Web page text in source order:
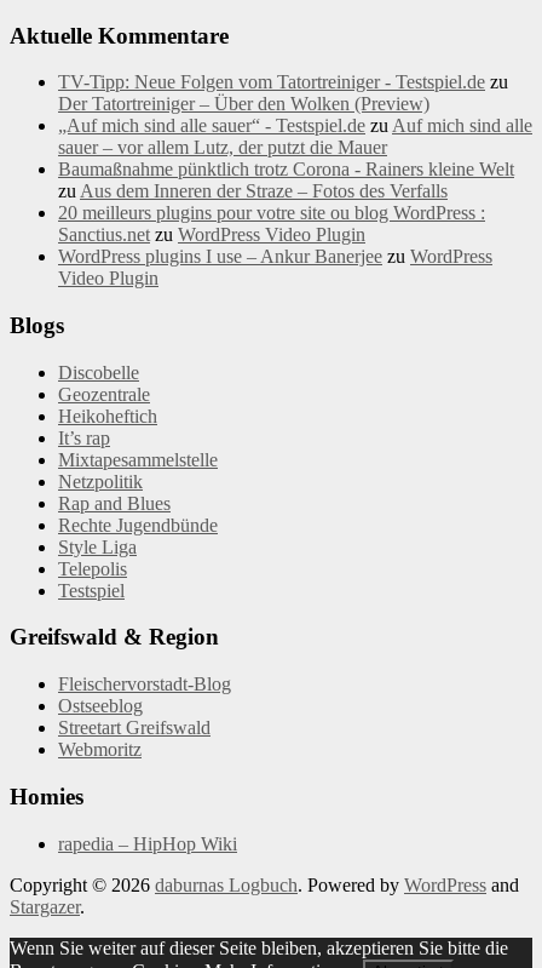
Aktuelle Kommentare
TV-Tipp: Neue Folgen vom Tatortreiniger - Testspiel.de zu
Der Tatortreiniger – Über den Wolken (Preview)
„Auf mich sind alle sauer“ - Testspiel.de zu Auf mich sind alle
sauer – vor allem Lutz, der putzt die Mauer
Baumaßnahme pünktlich trotz Corona - Rainers kleine Welt
zu Aus dem Inneren der Straze – Fotos des Verfalls
20 meilleurs plugins pour votre site ou blog WordPress :
Sanctius.net zu WordPress Video Plugin
WordPress plugins I use – Ankur Banerjee zu WordPress
Video Plugin
Blogs
Discobelle
Geozentrale
Heikoheftich
It’s rap
Mixtapesammelstelle
Netzpolitik
Rap and Blues
Rechte Jugendbünde
Style Liga
Telepolis
Testspiel
Greifswald & Region
Fleischervorstadt-Blog
Ostseeblog
Streetart Greifswald
Webmoritz
Homies
rapedia – HipHop Wiki
Copyright © 2026 daburnas Logbuch. Powered by WordPress and
Stargazer.
Wenn Sie weiter auf dieser Seite bleiben, akzeptieren Sie bitte die